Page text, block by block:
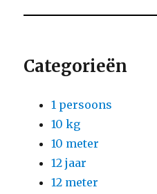
Categorieën
1 persoons
10 kg
10 meter
12 jaar
12 meter